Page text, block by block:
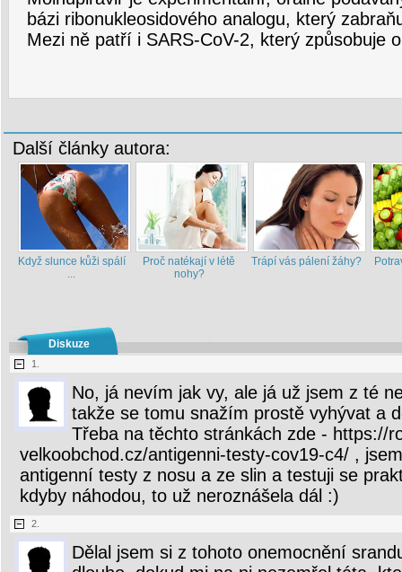
bázi ribonukleosidového analogu, který
Mezi ně patří i SARS-CoV-2, který způsobuje
Další články autora:
Když slunce kůži spálí
...
Proč natékají v létě
nohy?
Trápí vás pálení žáhy?
Diskuze
1.
No, já nevím jak vy, ale já už jsem z té
takže se tomu snažím prostě vyhývat a
Třeba na těchto stránkách zde - https://
velkoobchod.cz/antigenni-testy-cov19-c4/ ,
antigenní testy z nosu a ze slin a testuji se
kdyby náhodou, to už neroznášela dál :)
2.
Dělal jsem si z tohoto onemocnění